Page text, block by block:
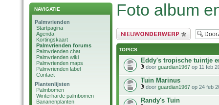
NAVIGATIE
Palmvrienden
Startpagina
Agenda
Kortingskaart
Palmvrienden forums
Palmvrienden chat
Palmvrienden wiki
Palmvrienden maps
Palmvrienden label
Contact
Plantenlijsten
Palmbomen
Winterharde palmbomen
Bananenplanten
Foto album
Plaats een nieuw bericht
TOPICS
Eddy's tropische tuintje
door guardian1967 op 11 feb
Tuin Marinus
door guardian1967 op 24 feb
Randy's Tuin